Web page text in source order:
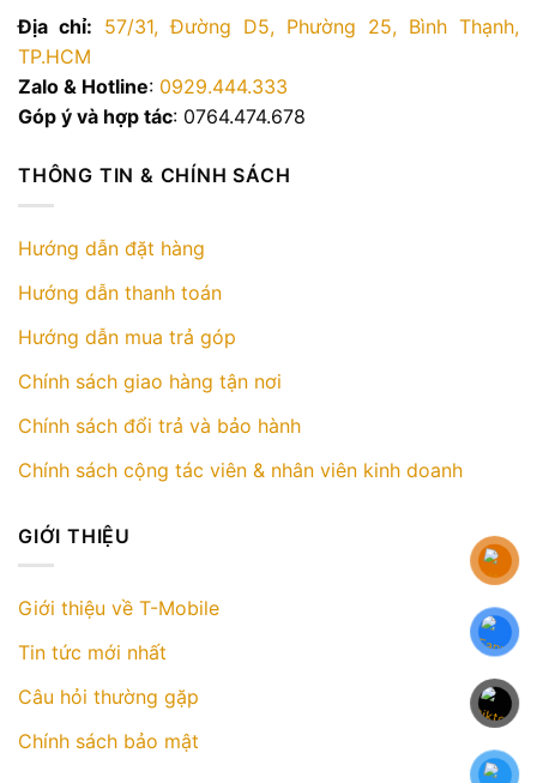
Địa chỉ: 57/31, Đường D5, Phường 25, Bình Thạnh,
TP.HCM
Zalo & Hotline: 0929.444.333
Góp ý và hợp tác: 0764.474.678
THÔNG TIN & CHÍNH SÁCH
Hướng dẫn đặt hàng
Hướng dẫn thanh toán
Hướng dẫn mua trả góp
Chính sách giao hàng tận nơi
Chính sách đổi trả và bảo hành
Chính sách cộng tác viên & nhân viên kinh doanh
GIỚI THIỆU
Giới thiệu về T-Mobile
Tin tức mới nhất
Câu hỏi thường gặp
Chính sách bảo mật